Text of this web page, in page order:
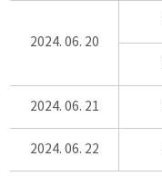
2024. 06. 20
2024. 06. 21
2024. 06. 22